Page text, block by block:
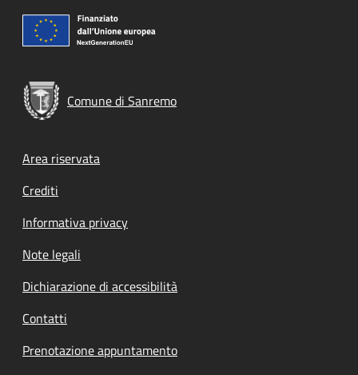
Comune di Sanremo
Footer menu
Area riservata
Crediti
Informativa privacy
Note legali
Dichiarazione di accessibilità
Contatti
Prenotazione appuntamento